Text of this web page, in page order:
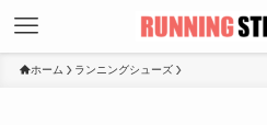
ホーム ランニングシューズ